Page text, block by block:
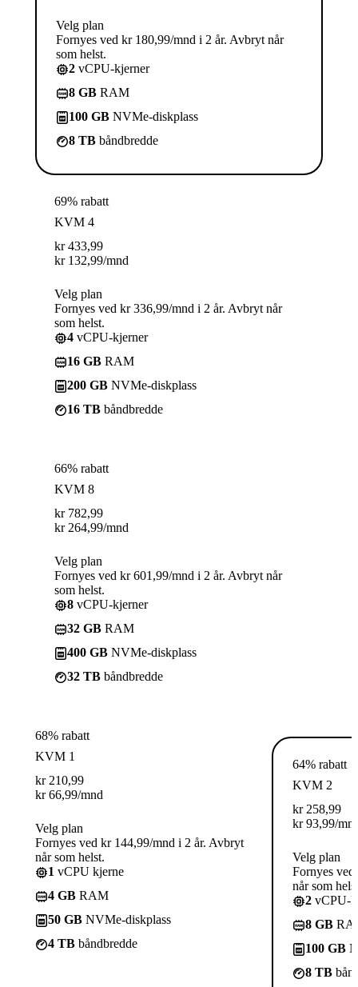
Velg plan
Fornyes ved kr 180,99/mnd i 2 år. Avbryt når
som helst.
2 vCPU-kjerner
8 GB RAM
100 GB NVMe-diskplass
8 TB båndbredde
69% rabatt
KVM 4
kr 433,99
kr 132,99/mnd
Velg plan
Fornyes ved kr 336,99/mnd i 2 år. Avbryt når
som helst.
4 vCPU-kjerner
16 GB RAM
200 GB NVMe-diskplass
16 TB båndbredde
66% rabatt
KVM 8
kr 782,99
kr 264,99/mnd
Velg plan
Fornyes ved kr 601,99/mnd i 2 år. Avbryt når
som helst.
8 vCPU-kjerner
32 GB RAM
400 GB NVMe-diskplass
32 TB båndbredde
68% rabatt
KVM 1
kr 210,99
kr 66,99/mnd
Velg plan
Fornyes ved kr 144,99/mnd i 2 år. Avbryt
når som helst.
1 vCPU kjerne
4 GB RAM
50 GB NVMe-diskplass
4 TB båndbredde
64% rabatt
KVM 2
kr 258,99
kr 93,99/
Velg plan
Fornyes
når som
2 vCPU-
8 GB
100 GB
8 TB